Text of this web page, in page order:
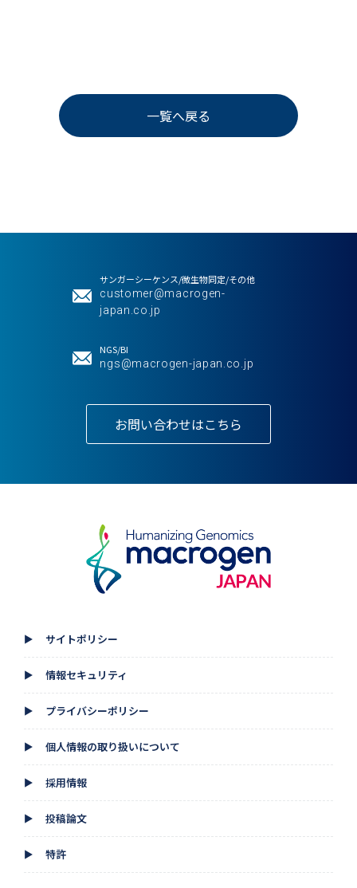
一覧へ戻る
サンガーシーケンス/微生物同定/その他
customer@macrogen-
japan.co.jp
NGS/BI
ngs@macrogen-japan.co.jp
お問い合わせはこちら
▲ サイトポリシー
▲ 情報セキュリティ
▲ プライバシーポリシー
▲ 個人情報の取り扱いについて
▲ 採用情報
▲ 投稿論文
▲ 特許